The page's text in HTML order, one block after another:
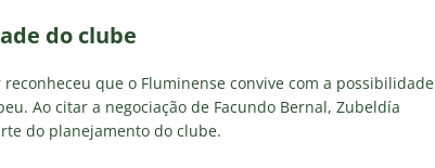
do Brasil: veja a análise completa
do clube
que o Fluminense convive com a possibilidade
Ao citar a negociação de Facundo Bernal, Zubeldía
do planejamento do clube.